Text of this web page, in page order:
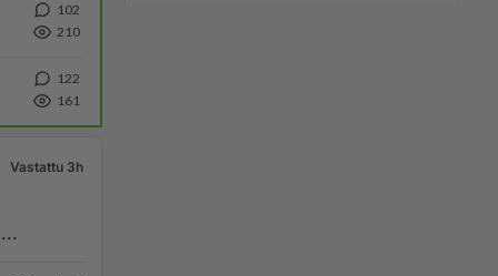
102
210
122
161
Vastattu 3h